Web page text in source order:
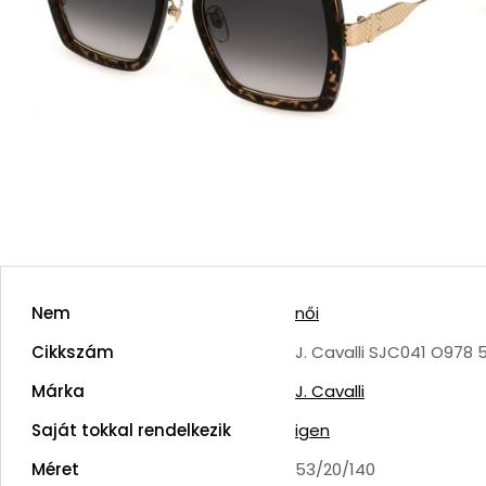
Nem
női
Cikkszám
J. Cavalli SJC041 O978
Márka
J. Cavalli
Saját tokkal rendelkezik
igen
Méret
53/20/140